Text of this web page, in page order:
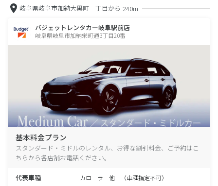
岐阜県岐阜市加納大黒町一丁目から 240m
バジェットレンタカー岐阜駅前店
岐阜県岐阜市加納栄町通3丁目20番
基本料金プラン
スタンダード・ミドルのレンタル、お得な割引料金、ご予約はこ
ちらから各店舗お電話ください。
代表車種 カローラ 他 （車種指定不可）